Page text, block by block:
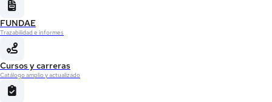
FUNDAE
Trazabilidad e informes
Cursos y carreras
Catálogo amplio y actualizado